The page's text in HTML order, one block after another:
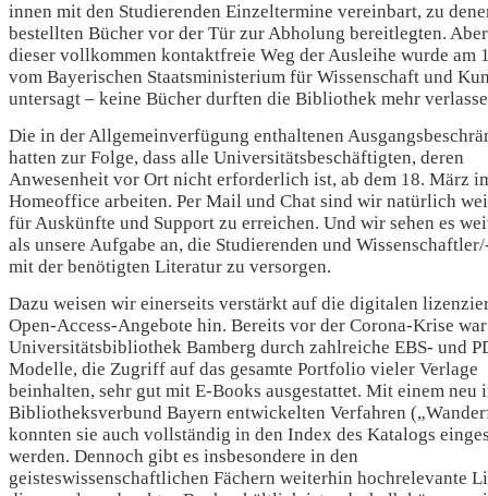
innen mit den Studierenden Einzeltermine vereinbart, zu
bestellten Bücher vor der Tür zur Abholung bereitlegten.
dieser vollkommen kontaktfreie Weg der Ausleihe wurde am
vom Bayerischen Staatsministerium für Wissenschaft und
untersagt – keine Bücher durften die Bibliothek mehr
Die in der Allgemeinverfügung enthaltenen
hatten zur Folge, dass alle Universitätsbeschäftigten, deren
Anwesenheit vor Ort nicht erforderlich ist, ab dem 18. März
Homeoffice arbeiten. Per Mail und Chat sind wir natürlich
für Auskünfte und Support zu erreichen. Und wir sehen es
als unsere Aufgabe an, die Studierenden und
mit der benötigten Literatur zu versorgen.
Dazu weisen wir einerseits verstärkt auf die digitalen
Open-Access-Angebote hin. Bereits vor der Corona-Krise
Universitätsbibliothek Bamberg durch zahlreiche EBS- und
Modelle, die Zugriff auf das gesamte Portfolio vieler Verlage
beinhalten, sehr gut mit E-Books ausgestattet. Mit einem neu
Bibliotheksverbund Bayern entwickelten Verfahren
konnten sie auch vollständig in den Index des Katalogs
werden. Dennoch gibt es insbesondere in den
geisteswissenschaftlichen Fächern weiterhin hochrelevante